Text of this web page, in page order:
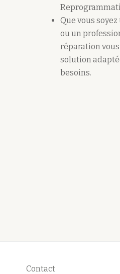
Que vous
ou un
réparation
solution
besoins.
Contact